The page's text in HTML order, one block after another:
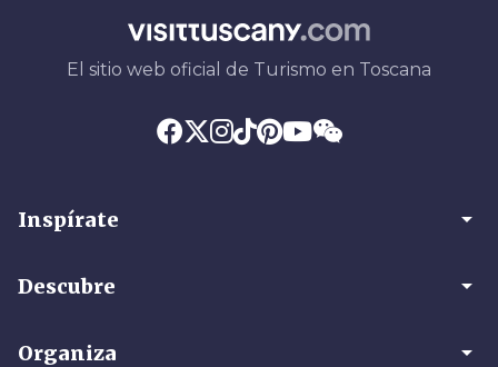
El sitio web oficial de Turismo en Toscana
Inspírate arrow_drop_down
Descubre arrow_drop_down
Organiza arrow_drop_down